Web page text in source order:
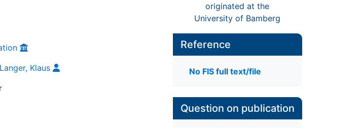
originated at the
University of Bamberg
Langer, Klaus
Reference
No FIS full text/file
Question on publication